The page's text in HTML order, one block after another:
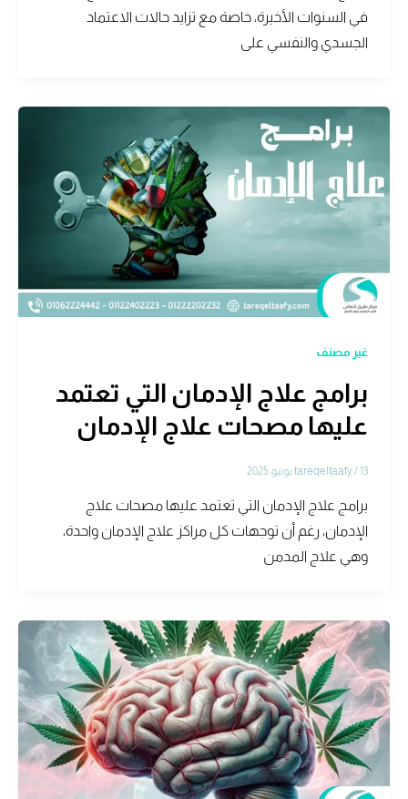
في السنوات الأخيرة، خاصة مع تزايد حالات الاعتماد
الجسدي والنفسي على
غير مصنف
برامج علاج الإدمان التي تعتمد
عليها مصحات علاج الإدمان
tareqeltaafy/13 يونيو، 2025
برامج علاج الإدمان التي تعتمد عليها مصحات علاج
الإدمان، رغم أن توجهات كل مراكز علاج الإدمان واحدة،
وهي علاج المدمن